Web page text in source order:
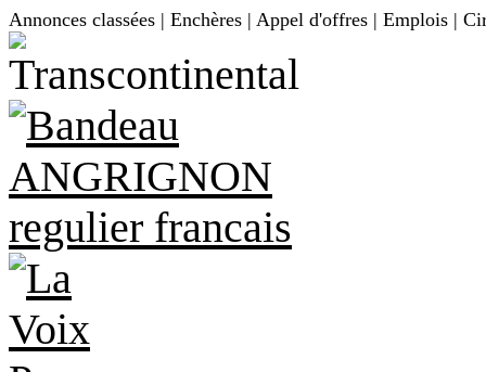
Annonces classées | Enchères | Appel d'offres | Emplois |